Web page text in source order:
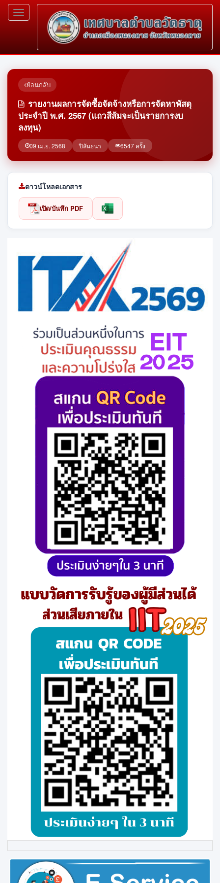
Toggle
navigation
ย้อนกลับ
รายงานผลการจัดซื้อจัดจ้างหรือการจัดหาพัสดุ
ประจำปี พ.ศ. 2567 (แถวสีส้มจะเป็นรายการงบ
ลงทุน)
09 เม.ย. 2568 ปิลันธนา 6547 ครั้ง
ดาวน์โหลดเอกสาร
เปิด/บันทึก PDF